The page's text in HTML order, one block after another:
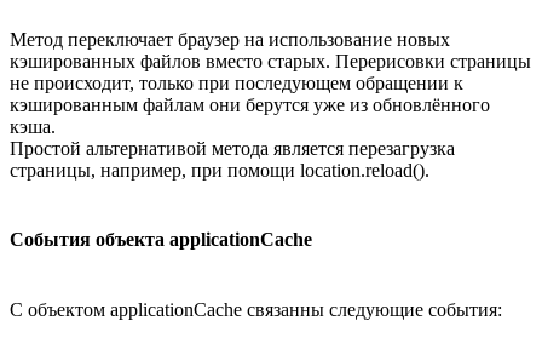
Метод переключает браузер на использование новых
кэшированных файлов вместо старых. Перерисовки страницы
не происходит, только при последующем обращении к
кэшированным файлам они берутся уже из обновлённого
кэша.
Простой альтернативой метода является перезагрузка
страницы, например, при помощи location.reload().
События объекта applicationCache
С объектом applicationCache связанны следующие события: